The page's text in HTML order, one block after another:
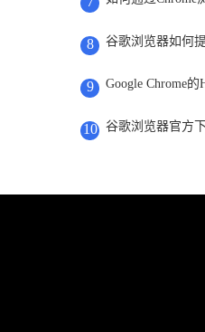
8 谷歌浏览器如何
9 Google Chrome
10 谷歌浏览器官方